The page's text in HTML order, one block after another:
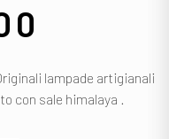
lampade artigianali
con sale himalaya .